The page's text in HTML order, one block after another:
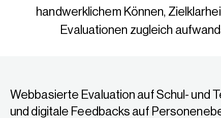
handwerklichem Können,
Evaluationen zugleich
Webbasierte Evaluation auf Schul- und
und digitale Feedbacks auf